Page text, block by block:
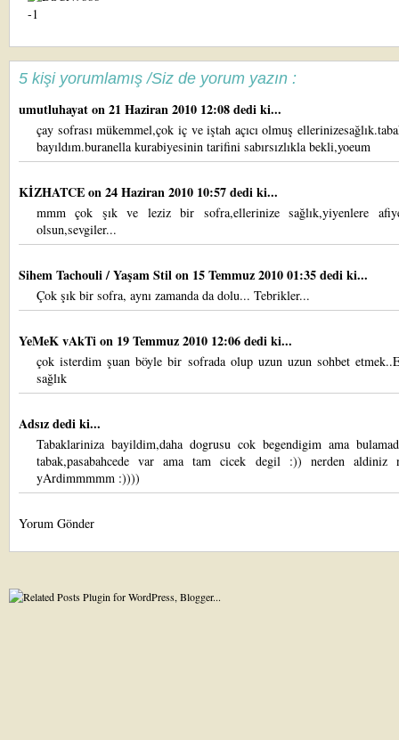
5 kişi yorumlamış /Siz de yorum yazın :
umutluhayaton 21 Haziran 2010 12:08 dedi ki...
çay sofrası mükemmel,çok iç ve iştah açıcı olmuş
bayıldım.buranella kurabiyesinin tarifini sabırsızlıkla bekli,yoeum
KİZHATCEon 24 Haziran 2010 10:57 dedi ki...
mmm çok şık ve leziz bir sofra,ellerinize sağlık,yiyenlere
olsun,sevgiler...
Sihem Tachouli / Yaşam Stilon 15 Temmuz 2010 01:35 dedi ki...
Çok şık bir sofra, aynı zamanda da dolu... Tebrikler...
YeMeK vAkTion 19 Temmuz 2010 12:06 dedi ki...
çok isterdim şuan böyle bir sofrada olup uzun uzun sohbet
sağlık
Adsız dedi ki...
Tabaklariniza bayildim,daha dogrusu cok begendigim ama
tabak,pasabahcede var ama tam cicek degil :)) nerden aldiniz
yArdimmmmm :))))
Yorum Gönder